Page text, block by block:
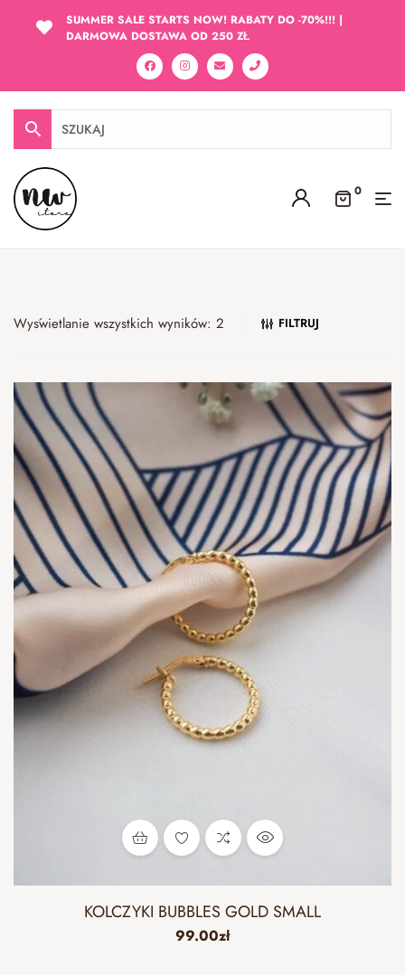
SUMMER SALE STARTS NOW! RABATY DO -70%!!! |
DARMOWA DOSTAWA OD 250 ZŁ
0
Wyświetlanie wszystkich wyników: 2 FILTRUJ
KOLCZYKI BUBBLES GOLD SMALL
99.00zł